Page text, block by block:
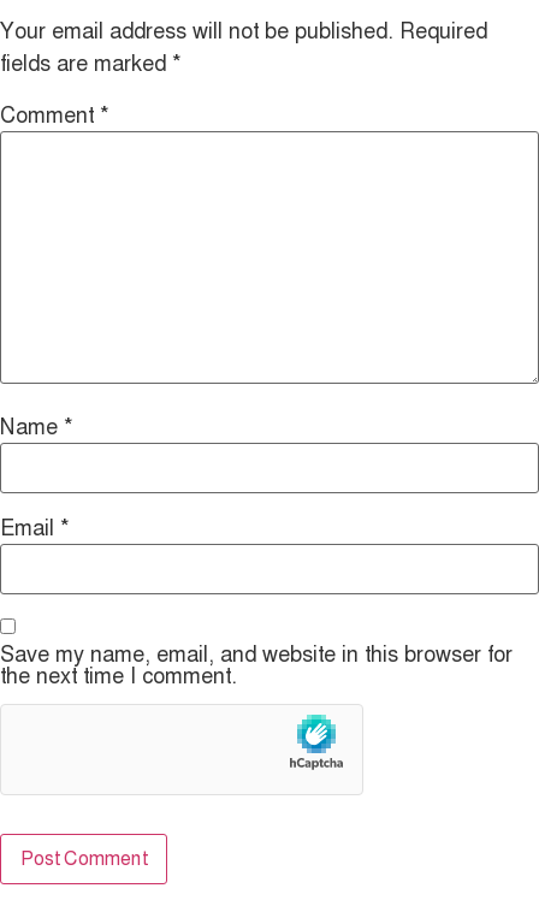
Your email address will not be published. Required
fields are marked *
Comment *
Name *
Email *
Save my name, email, and website in this browser for
the next time I comment.